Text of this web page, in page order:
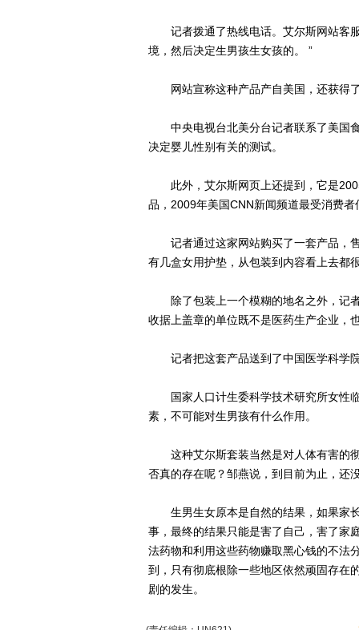
记者拨通了热线电话。艾尔斯网站客服
境，然后决定生男孩生女孩的。 ”
网站宣称这种产品产自美国，还获得了
中央电视台北美分台记者联系了美国食
决定婴儿性别有关的测试。
此外，艾尔斯网页上还提到，它是
品，2009年美国CNN新闻频道最受消费者
记者通过这家网站购买了一套产品，售
有几盒女用护垫，从包装到内容看上去都
除了包装上一个模糊的地名之外，记者
收据上盖章的单位既不是医药生产企业，
记者把这套产品送到了中国医学科学院
国家人口计生委科学技术研究所女性临
素，不可能对生男孩有什么作用。
这种艾尔斯套装当然是对人体有害的彻
否真的存在呢？邹燕说，到目前为止，还
生男生女原本是自然的结果，如果家长
事，最终的结果只能是害了自己，害了家
法药物和利用这些药物赚取黑心钱的不法
到，只有彻底根除一些地区依然顽固存在
剧的发生。